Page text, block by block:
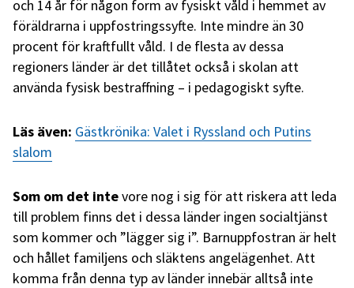
och 14 år för någon form av fysiskt våld i hemmet av
föräldrarna i uppfostringssyfte. Inte mindre än 30
procent för kraftfullt våld. I de flesta av dessa
regioners länder är det tillåtet också i skolan att
använda fysisk bestraffning – i pedagogiskt syfte.
Läs även: Gästkrönika: Valet i Ryssland och Putins
slalom
Som om det intevore nog i sig för att riskera att leda
till problem finns det i dessa länder ingen socialtjänst
som kommer och ”lägger sig i”. Barnuppfostran är helt
och hållet familjens och släktens angelägenhet. Att
komma från denna typ av länder innebär alltså inte